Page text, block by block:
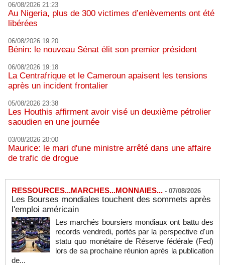
06/08/2026 21:23
Au Nigeria, plus de 300 victimes d’enlèvements ont été
libérées
06/08/2026 19:20
Bénin: le nouveau Sénat élit son premier président
06/08/2026 19:18
La Centrafrique et le Cameroun apaisent les tensions
après un incident frontalier
05/08/2026 23:38
Les Houthis affirment avoir visé un deuxième pétrolier
saoudien en une journée
03/08/2026 20:00
Maurice: le mari d'une ministre arrêté dans une affaire
de trafic de drogue
RESSOURCES...MARCHES...MONNAIES... - 07/08/2026
Les Bourses mondiales touchent des sommets après
l'emploi américain
Les marchés boursiers mondiaux ont battu des
records vendredi, portés par la perspective d'un
statu quo monétaire de Réserve fédérale (Fed)
lors de sa prochaine réunion après la publication
de...